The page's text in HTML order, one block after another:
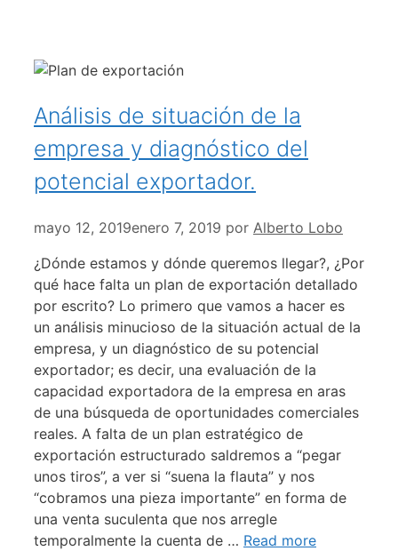
Análisis de situación de la
empresa y diagnóstico del
potencial exportador.
mayo 12, 2019enero 7, 2019 por Alberto Lobo
¿Dónde estamos y dónde queremos llegar?, ¿Por
qué hace falta un plan de exportación detallado
por escrito? Lo primero que vamos a hacer es
un análisis minucioso de la situación actual de la
empresa, y un diagnóstico de su potencial
exportador; es decir, una evaluación de la
capacidad exportadora de la empresa en aras
de una búsqueda de oportunidades comerciales
reales. A falta de un plan estratégico de
exportación estructurado saldremos a “pegar
unos tiros”, a ver si “suena la flauta” y nos
“cobramos una pieza importante” en forma de
una venta suculenta que nos arregle
temporalmente la cuenta de … Read more